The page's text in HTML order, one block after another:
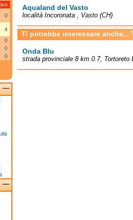
Aqualand del Vasto
località Incoronata , Vasto (CH)
Ti potrebbe interessare anche...
Onda Blu
strada provinciale 8 km 0.7, Tortoreto
0
4
0
0
0